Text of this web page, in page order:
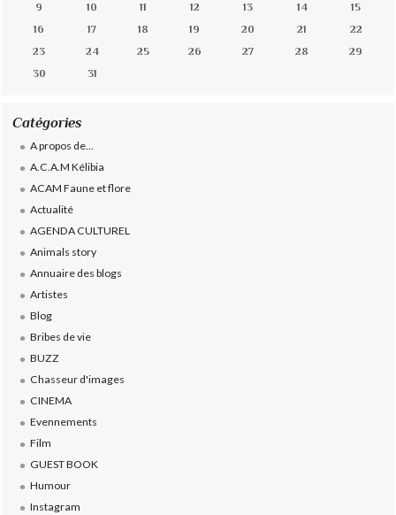
9 10 11 12 13 14
15
16
17 18 19 20 21
22
23
24 25 26 27 28
29
30
31
Catégories
A propos de...
A.C.A.M Kélibia
ACAM Faune et flore
Actualité
AGENDA CULTUREL
Animals story
Annuaire des blogs
Artistes
Blog
Bribes de vie
BUZZ
Chasseur d'images
CINEMA
Evennements
Film
GUEST BOOK
Humour
Instagram